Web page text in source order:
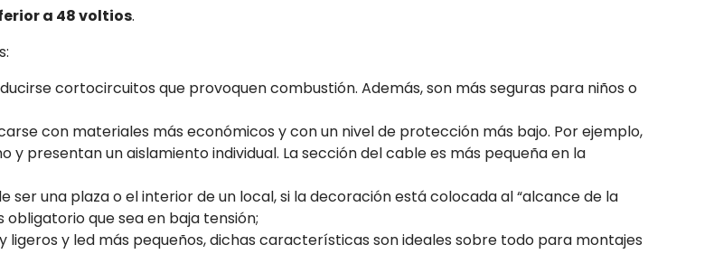
a 48 voltios.
cortocircuitos que provoquen combustión. Además, son más seguras para niños o
con materiales más económicos y con un nivel de protección más bajo. Por ejemplo,
y presentan un aislamiento individual. La sección del cable es más pequeña en la
ser una plaza o el interior de un local, si la decoración está colocada al “alcance de la
obligatorio que sea en baja tensión;
ligeros y led más pequeños, dichas características son ideales sobre todo para montajes